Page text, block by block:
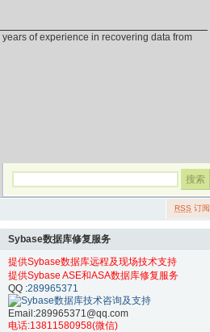
of experience in recovering data from
RSS 订阅
Sybase数据库修复服务
提供Sybase数据库远程及现场技术支持
提供Sybase ASE和ASA数据库修复服务
QQ :289965371
Email:289965371@qq.com
电话:13811580958(微信)